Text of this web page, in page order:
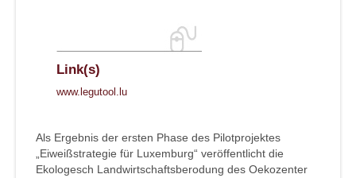
Link(s)
www.legutool.lu
Als Ergebnis der ersten Phase des Pilotprojektes
„Eiweißstrategie für Luxemburg“ veröffentlicht die
Ekologesch Landwirtschaftsberodung des Oekozenter